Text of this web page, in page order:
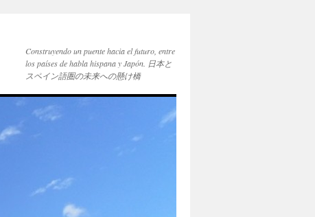
Construyendo un puente hacia el futuro, entre
los países de habla hispana y Japón. 日本と
スペイン語圏の未来への懸け橋